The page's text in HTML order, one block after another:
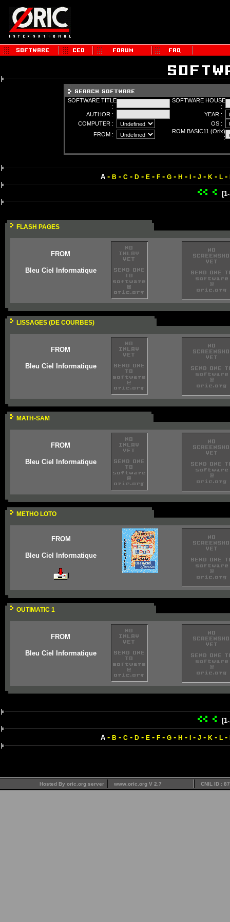
SOFTWARE TITLE
:
SOFTWARE HOUSE
:
AUTHOR :
YEAR :
COMPUTER :
OS :
FROM :
ROM BASIC11 (Orix)
:
A- B - C- D- E- F- G- H - - J - K - L-
FLASH PAGES
FROM
Bleu Ciel Informatique
LISSAGES (DE COURBES)
FROM
Bleu Ciel Informatique
MATH-SAM
FROM
Bleu Ciel Informatique
METHO LOTO
FROM
Bleu Ciel Informatique
OUTIMATIC 1
FROM
Bleu Ciel Informatique
A- B - C- D- E- F- G- H - - J - K - L-
Hosted By oric.org server www.oric.org V 2.7 CNIL ID :